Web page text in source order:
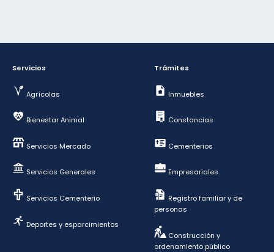
Servicios
Agrícolas
Bienestar Animal
Servicios Mercado
Servicios Generales
Servicios Cementerio
Deportes y esparcimientos
Trámites
Inmuebles
Constancias
Cementerios
Empresariales
Registro familiar y de
personas
Construcción y
ordenamiento público